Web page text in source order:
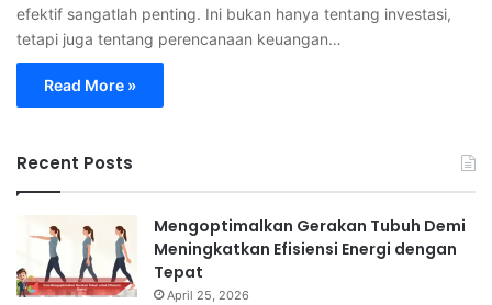
efektif sangatlah penting. Ini bukan hanya tentang investasi,
tetapi juga tentang perencanaan keuangan…
Read More »
Recent Posts
Mengoptimalkan Gerakan Tubuh Demi
Meningkatkan Efisiensi Energi dengan
Tepat
April 25, 2026